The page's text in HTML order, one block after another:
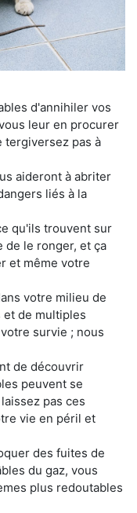
d'annihiler vos
leur en procurer
tergiversez pas à
aideront à abriter
liés à la
qu'ils trouvent sur
de le ronger, et ça
et même votre
votre milieu de
de multiples
survie ; nous
de découvrir
peuvent se
pas ces
vie en péril et
des fuites de
du gaz, vous
plus redoutables